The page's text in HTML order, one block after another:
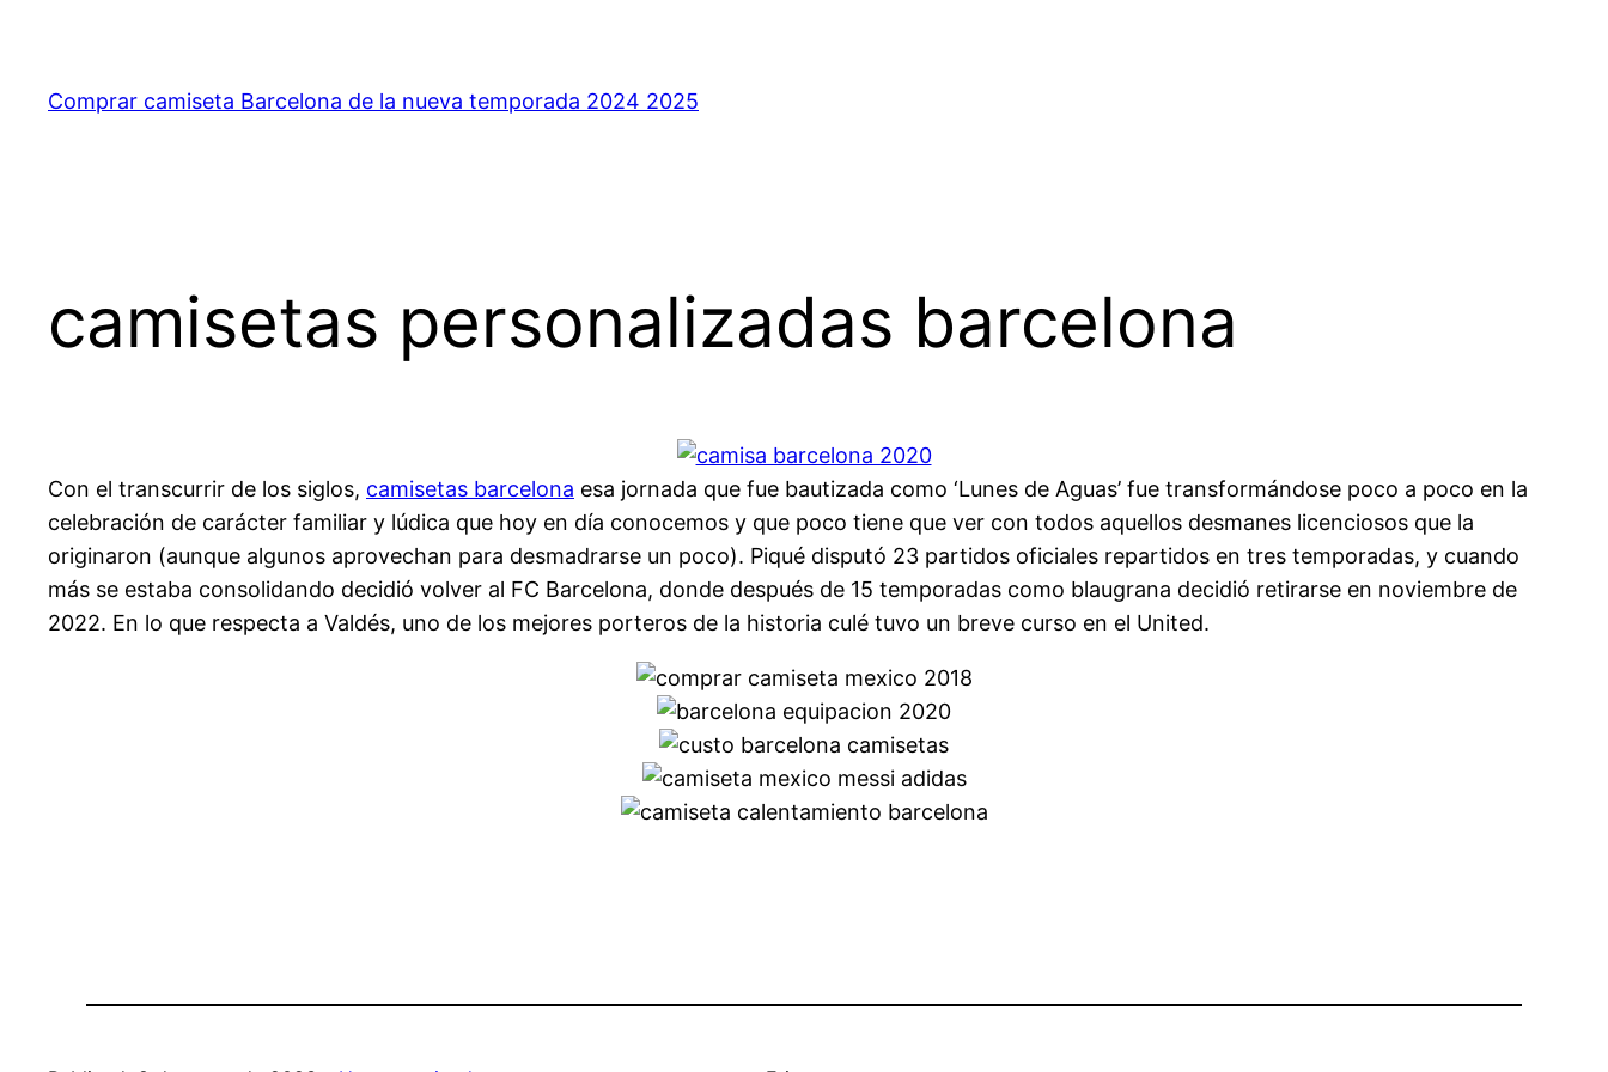
contenido
Comprar camiseta Barcelona de la nueva temporada 2024 2025
camisetas personalizadas barcelona
Con el transcurrir de los siglos, camisetas barcelona esa jornada que fue bautizada como ‘Lunes de Aguas’ fue transformándose poco a poco en la
celebración de carácter familiar y lúdica que hoy en día conocemos y que poco tiene que ver con todos aquellos desmanes licenciosos que la
originaron (aunque algunos aprovechan para desmadrarse un poco). Piqué disputó 23 partidos oficiales repartidos en tres temporadas, y cuando
más se estaba consolidando decidió volver al FC Barcelona, donde después de 15 temporadas como blaugrana decidió retirarse en noviembre de
2022. En lo que respecta a Valdés, uno de los mejores porteros de la historia culé tuvo un breve curso en el United.